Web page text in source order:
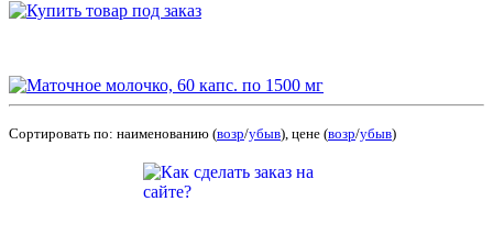
Сортировать по: наименованию (возр/убыв), цене (возр/убыв)